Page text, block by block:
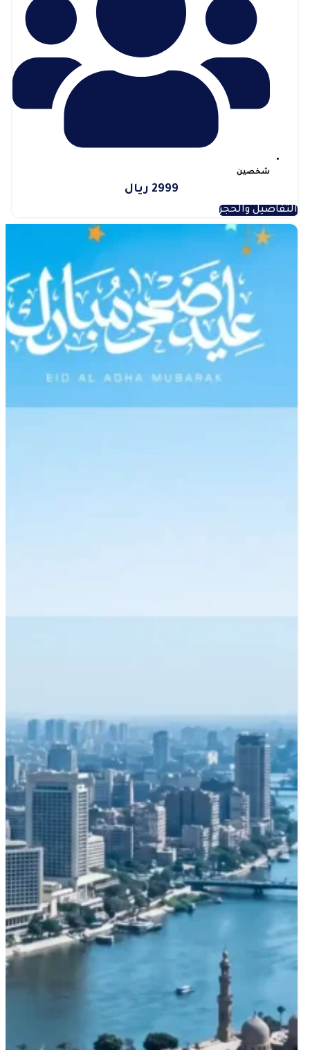
شخصين
2999 ريال
التفاصيل والحجز